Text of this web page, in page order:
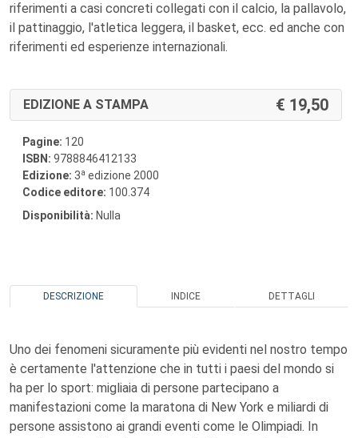
riferimenti a casi concreti collegati con il calcio, la pallavolo,
il pattinaggio, l'atletica leggera, il basket, ecc. ed anche con
riferimenti ed esperienze internazionali.
EDIZIONE A STAMPA 19,50
Pagine: 120
ISBN: 9788846412133
Edizione: 3a edizione 2000
Codice editore: 100.374
Disponibilità: Nulla
DESCRIZIONE INDICE DETTAGLI
Uno dei fenomeni sicuramente più evidenti nel nostro tempo
è certamente l'attenzione che in tutti i paesi del mondo si
ha per lo sport: migliaia di persone partecipano a
manifestazioni come la maratona di New York e miliardi di
persone assistono ai grandi eventi come le Olimpiadi. In